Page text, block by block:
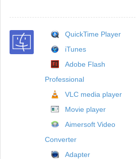
QuickTime Player
iTunes
Adobe Flash
Professional
VLC media player
Movie player
Aimersoft Video
Converter
Adapter